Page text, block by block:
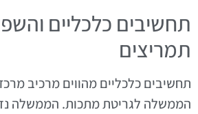
תחשיבים כלכליים
תמריצים
תחשיבים כלכליים מהווים מרכיב
הממשלה לגריטת מתכות. הממשלה